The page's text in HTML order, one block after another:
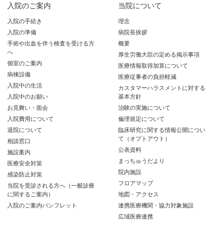
入院のご案内
入院の手続き
入院の準備
手術や出血を伴う検査を受ける方
へ
個室のご案内
病棟設備
入院中の生活
入院中のお願い
お見舞い・面会
入院費用について
退院について
相談窓口
施設案内
医療安全対策
感染防止対策
当院を受診される方へ（一般診療
に関するご案内）
入院のご案内パンフレット
当院について
理念
病院長挨拶
概要
厚生労働大臣の定める掲示事項
医療情報取得加算について
医療従事者の負担軽減
カスタマーハラスメントに対する
基本方針
治験の実施について
倫理規定について
臨床研究に関する情報公開につい
て（オプトアウト）
公表資料
まっちゅうだより
院内施設
フロアマップ
地図・アクセス
連携医療機関・協力対象施設
広域医療連携